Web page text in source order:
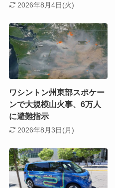
2026年8月4日(火)
ワシントン州東部スポケー
ンで大規模山火事、6万人
に避難指示
2026年8月3日(月)